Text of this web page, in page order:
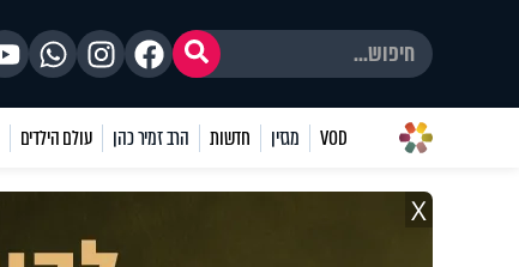
VOD מגזין חדשות הרב זמיר כהן עולם הילדים
X